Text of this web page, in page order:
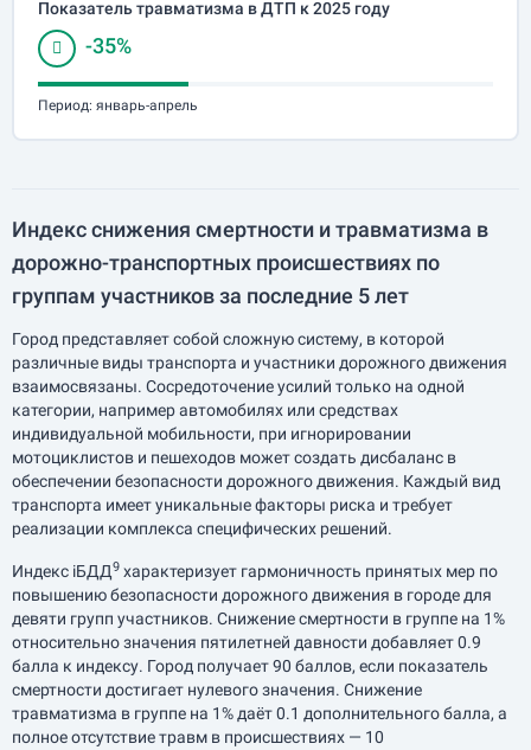
Показатель травматизма в ДТП к 2025 году
-35%
Период: январь-апрель
Индекс снижения смертности и травматизма в
дорожно-транспортных происшествиях по
группам участников за последние 5 лет
Город представляет собой сложную систему, в которой
различные виды транспорта и участники дорожного движения
взаимосвязаны. Сосредоточение усилий только на одной
категории, например автомобилях или средствах
индивидуальной мобильности, при игнорировании
мотоциклистов и пешеходов может создать дисбаланс в
обеспечении безопасности дорожного движения. Каждый вид
транспорта имеет уникальные факторы риска и требует
реализации комплекса специфических решений.
Индекс iБДД9 характеризует гармоничность принятых мер по
повышению безопасности дорожного движения в городе для
девяти групп участников. Снижение смертности в группе на 1%
относительно значения пятилетней давности добавляет 0.9
балла к индексу. Город получает 90 баллов, если показатель
смертности достигает нулевого значения. Снижение
травматизма в группе на 1% даёт 0.1 дополнительного балла, а
полное отсутствие травм в происшествиях — 10